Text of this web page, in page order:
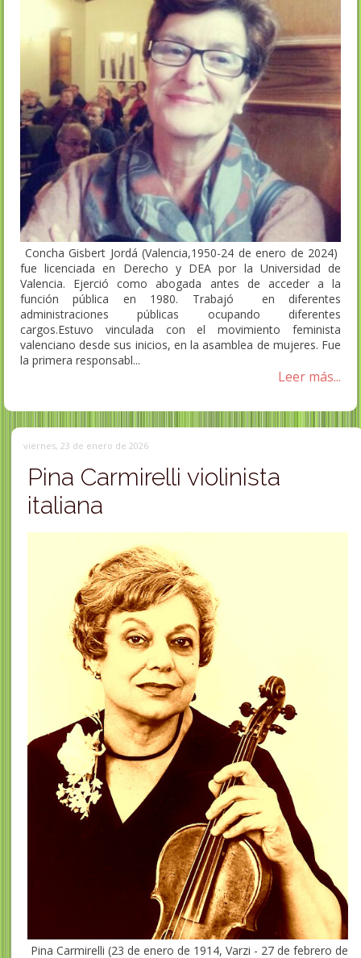
Concha Gisbert Jordá (Valencia,1950-24 de enero de 2024)
fue licenciada en Derecho y DEA por la Universidad de
Valencia. Ejerció como abogada antes de acceder a la
función pública en 1980. Trabajó en diferentes
administraciones públicas ocupando diferentes
cargos.Estuvo vinculada con el movimiento feminista
valenciano desde sus inicios, en la asamblea de mujeres. Fue
la primera responsabl...
Leer más...
viernes, 23 de enero de 2026
Pina Carmirelli violinista
italiana
Pina Carmirelli (23 de enero de 1914, Varzi - 27 de febrero de